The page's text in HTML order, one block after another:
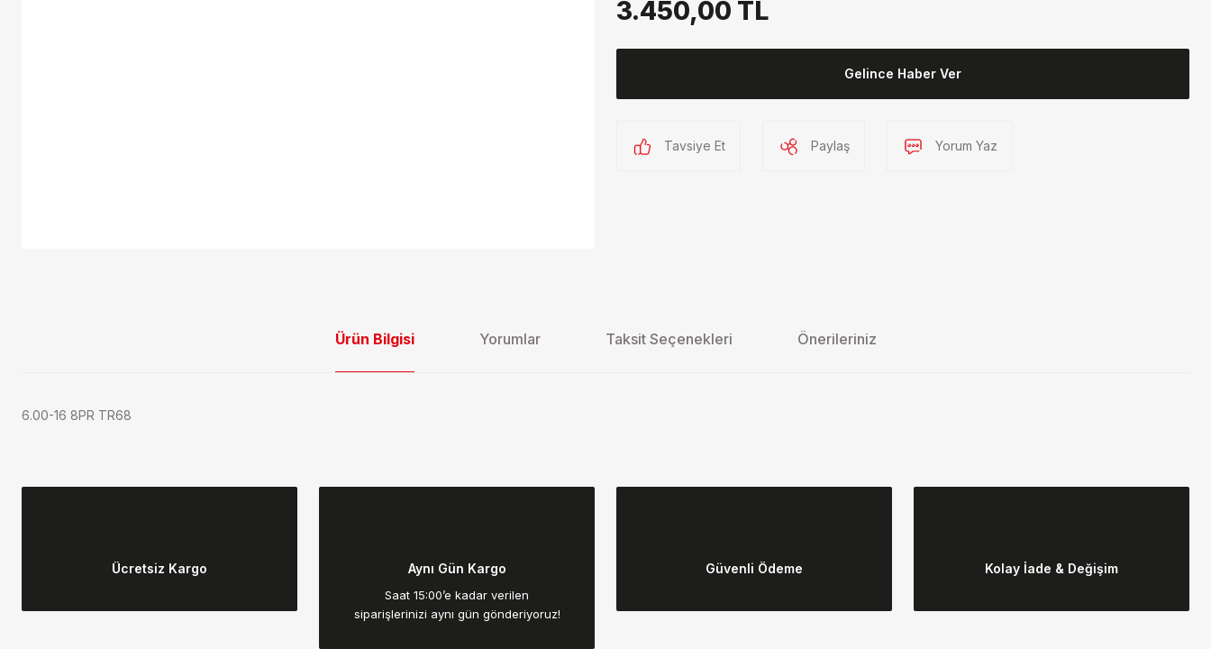
3.450,00 TL
Gelince Haber Ver
Tavsiye Et Paylaş Yorum Yaz
Ürün Bilgisi Yorumlar Taksit Seçenekleri Önerileriniz
6.00-16 8PR TR68
Ürün resmi kalitesiz, bozuk veya görüntülenemiyor.
Ücretsiz Kargo Aynı Gün Kargo
Saat 15:00’e kadar verilen
siparişlerinizi aynı gün gönderiyoruz!
Güvenli Ödeme Kolay İade & Değişim